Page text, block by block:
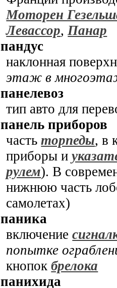
Моторен
Левассор,Панар
пандус
наклонная
этаж в
панелевоз
тип авто для
панель приборов
частьторпеды, в
приборы и
рулем). В
нижнюю часть
самолетах)
паника
включение
попытке
кнопокбрелока
панихида